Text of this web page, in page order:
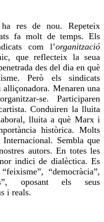
res de nou. Repeteix
fa molt de temps. Els
com l’organització
quereflecteix la seua
des del dia en què
Però els sindicats
alliçonadora. Menarenuna
se. Participaren
. Conduiren la lluita
lluita a què Marx i
històrica. Molts
Sembla que
autors. En totes les
indici de dialèctica. Es
“democràcia”,
oposant els seus
i reals.